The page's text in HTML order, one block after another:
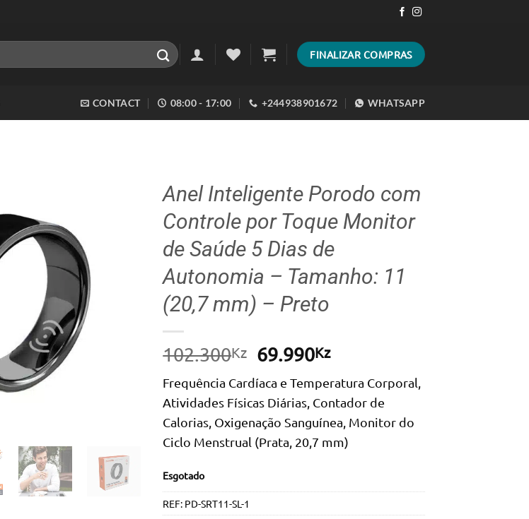
FINALIZAR COMPRAS
CONTACT 08:00 - 17:00 +244938901672 WHATSAPP
Anel Inteligente Porodo com
Controle por Toque Monitor
de Saúde 5 Dias de
Autonomia – Tamanho: 11
(20,7 mm) – Preto
102.300Kz O
original
era:
102.300Kz.
69.990KzO
atual
é:
69.990Kz.
Frequência Cardíaca e Temperatura Corporal,
Atividades Físicas Diárias, Contador de
Calorias, Oxigenação Sanguínea, Monitor do
Ciclo Menstrual (Prata, 20,7 mm)
Esgotado
REF: PD-SRT11-SL-1